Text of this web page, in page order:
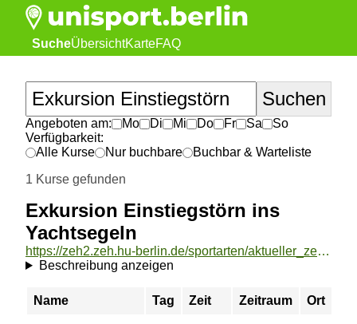
SucheÜbersichtKarteFAQ
Angeboten am: Mo Di Mi Do Fr Sa
So
Verfügbarkeit:
Alle Kurse
Nur buchbare
Buchbar & Warteliste
1 Kurse gefunden
Exkursion Einstiegstörn ins
Yachtsegeln
https://zeh2.zeh.hu-berlin.de/sportarten/aktueller_zeitraum/_Exkursion_Einstiegstoern_ins_Yachtsegeln.html
Beschreibung anzeigen
Name Tag Zeit Zeitraum Ort